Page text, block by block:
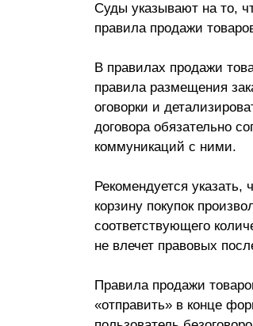
Суды указывают на то,
правила продажи
В правилах продажи
правила размещения
оговорки и
договора обязательно
коммуникаций с ними.
Рекомендуется
корзину покупок
соответствующего
не влечет правовых
Правила продажи
«отправить» в конце